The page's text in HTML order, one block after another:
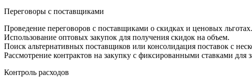
Переговоры с поставщиками
Проведение переговоров с поставщиками о скидках и ценовых льготах.
Использование оптовых закупок для получения скидок на объем.
Поиск альтернативных поставщиков или консолидация поставок с
Рассмотрение контрактов на закупку с фиксированными ставками
Контроль расходов